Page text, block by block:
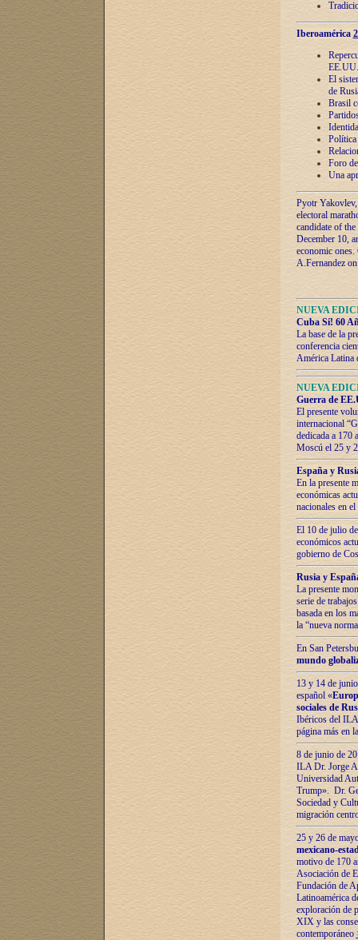
Iberoamérica
EE.UU.
El
de
Brasil
Política
Foro
Una
Pyotr
electoral
candidate of
December 10,
economic
A.Fernandez
NUEVA
Cuba Sí! 60
La base de la
conferencia
América Latina
NUEVA
Guerra de
El presente
internacional
dedicada a 170
Moscú el 25 y
España y
En la presente
económicas
nacionales en
El 10 de julio
económicos
gobierno de
Rusia y
La presente
serie de
basada en los
la “nueva
En San
mundo
13 y 14 de
español «
sociales de
Ibéricos del ILA
página más en
8 de junio de
ILA Dr. Jorge
Universidad
Trump». Dr.
Sociedad y
migración
25 y 26 de
mexicano-
motivo de 170
Asociación de
Fundación de
Latinoamérica
exploración de
XIX y las
contemporáneo